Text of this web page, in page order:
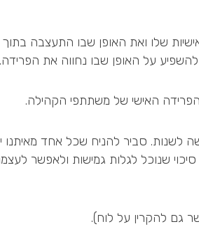
שלו ואת האופן שבו התעצבה
על האופן שבו נחווה את הפרידה.
האישי של משתתפי הקהילה.
סביר להניח שכל אחד מאיתנו
שנוכל לגלות גמישות ולאפשר
גם להקרין על לוח).